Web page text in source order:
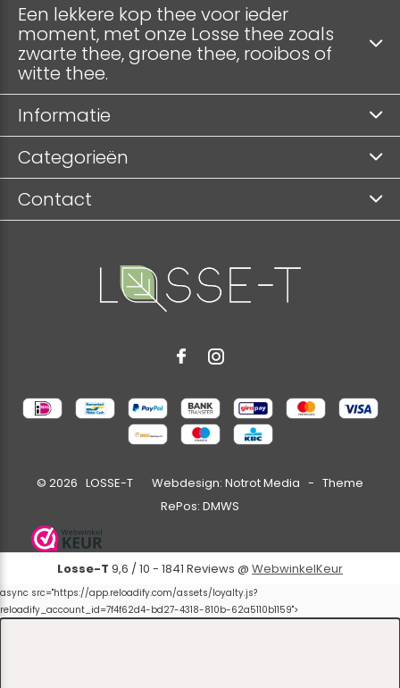
Een lekkere kop thee voor ieder
moment, met onze Losse thee zoals
zwarte thee, groene thee, rooibos of
witte thee.
Informatie
Categorieën
Contact
© 2026 LOSSE-T Webdesign: Notrot Media - Theme
RePos: DMWS
Losse-T 9,6 /10 - 1841 Reviews @ WebwinkelKeur
async src="https://app.reloadify.com/assets/loyalty.js?
reloadify_account_id=7f4f62d4-bd27-4318-810b-62a5110b1159">